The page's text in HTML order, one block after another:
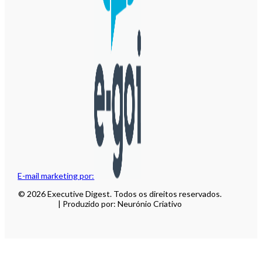
E-mail marketing por:
© 2026 Executive Digest. Todos os direitos reservados.
| Produzido por: Neurónio Criativo